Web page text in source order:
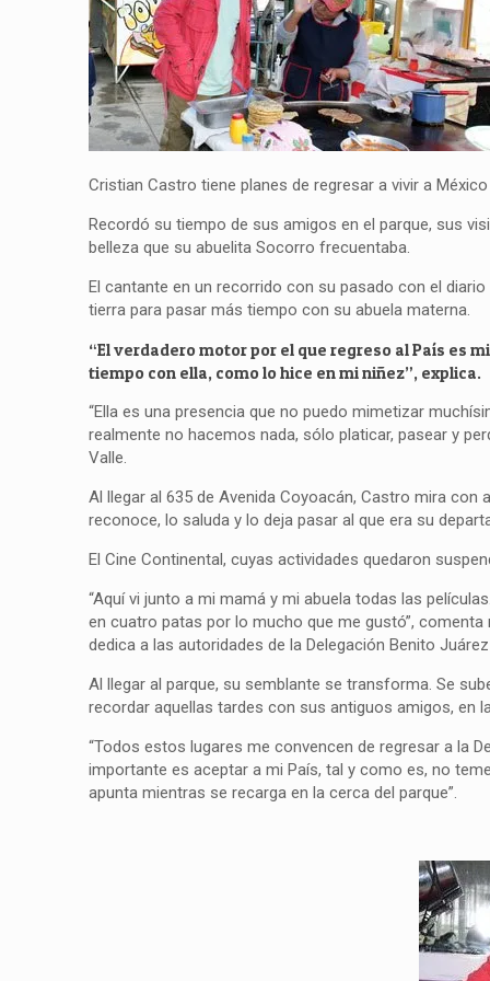
Cristian Castro tiene planes de regresar a vivir a
Recordó su tiempo de sus amigos en el parque, sus
belleza que su abuelita Socorro frecuentaba.
El cantante en un recorrido con su pasado con el
tierra para pasar más tiempo con su abuela materna.
“El verdadero motor por el que regreso al País es
tiempo con ella, como lo hice en mi niñez”, explica.
“Ella es una presencia que no puedo mimetizar
realmente no hacemos nada, sólo platicar, pasear y
Valle.
Al llegar al 635 de Avenida Coyoacán, Castro mira
reconoce, lo saluda y lo deja pasar al que era su
El Cine Continental, cuyas actividades quedaron
“Aquí vi junto a mi mamá y mi abuela todas las
en cuatro patas por lo mucho que me gustó”, comenta
dedica a las autoridades de la Delegación Benito
Al llegar al parque, su semblante se transforma. Se
recordar aquellas tardes con sus antiguos amigos, en
“Todos estos lugares me convencen de regresar a la
importante es aceptar a mi País, tal y como es, no
apunta mientras se recarga en la cerca del parque”.